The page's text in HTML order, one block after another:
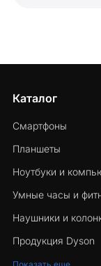
Каталог
Смартфоны
Планшеты
Ноутбуки и
Умные часы и
Наушники и
Продукция Dyson